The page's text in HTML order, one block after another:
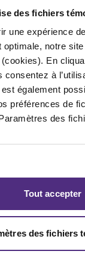
des fichiers
une expérience
optimale, notre
En
consentez à
également
préférences de
des
Tout accepter
des fichiers
LL.B, PAIR, SAI